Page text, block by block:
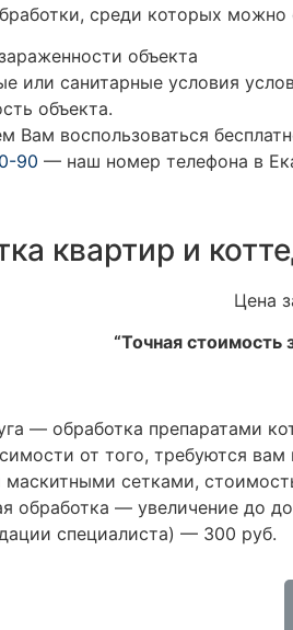
среди которых можно
объекта
или санитарные условия
объекта.
Вам воспользоваться
90 — наш номер телефона в
квартир и
Цена
“Точная стоимость
— обработка препаратами
от того, требуются
сетками,
обработка — увеличение до
специалиста) — 300 руб.